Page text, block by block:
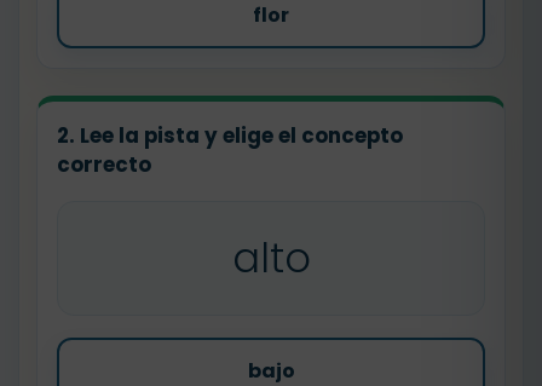
flor
2. Lee la pista y elige el concepto
correcto
alto
bajo